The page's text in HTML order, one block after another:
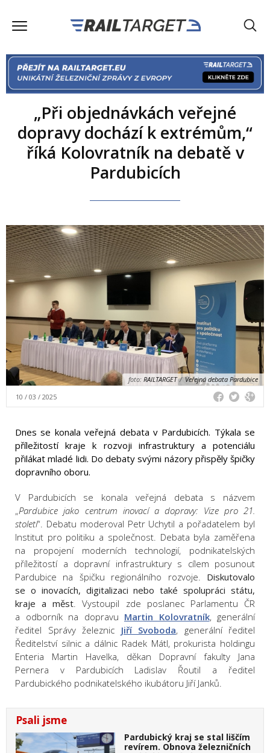
„Při objednávkách veřejné
dopravy dochází k extrémům,“
říká Kolovratník na debatě v
Pardubicích
foto: RAILTARGET / Veřejná debata Pardubice
10 / 03 / 2025
Dnes se konala veřejná debata v Pardubicích. Týkala se
příležitostí kraje k rozvoji infrastruktury a potenciálu
přilákat mladé lidi. Do debaty svými názory přispěly špičky
dopravního oboru.
V Pardubicích se konala veřejná debata s názvem
„Pardubice jako centrum inovací a dopravy: Vize pro 21.
století“. Debatu moderoval Petr Uchytil a pořadatelem byl
Institut pro politiku a společnost. Debata byla zaměřena
na propojení moderních technologií, podnikatelských
příležitostí a dopravní infrastruktury s cílem posunout
Pardubice na špičku regionálního rozvoje. Diskutovalo
se o inovacích, digitalizaci nebo také spolupráci státu,
kraje a měst. Vystoupil zde poslanec Parlamentu ČR
a odborník na dopravu Martin Kolovratník, generální
ředitel Správy železnic Jiří Svoboda, generální ředitel
Ředitelství silnic a dálnic Radek Mátl, prokurista holdingu
Enteria Martin Havelka, děkan Dopravní fakulty Jana
Pernera v Pardubicích Ladislav Řoutil a ředitel
Pardubického podnikatelského ikubátoru Jiří Janků.
Psali jsme
Pardubický kraj se stal liščím
revírem. Obnova železničních